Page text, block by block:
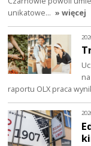
unikatowe… » więcej
raportu OLX praca